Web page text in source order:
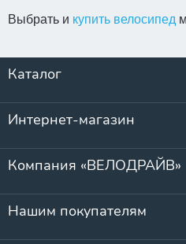
Выбрать и купить велосипед
Каталог
Интернет-магазин
Компания «ВЕЛОДРАЙВ»
Нашим покупателям